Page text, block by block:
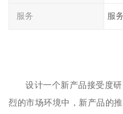
服务 服务
设计一个新产品接受度
烈的市场环境中，新产品的